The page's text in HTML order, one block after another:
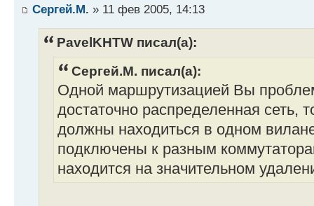
Сергей.М. » 11 фев 2005, 14:13
PavelKHTW писал(а):
Сергей.М. писал(а):
Одной маршрутизацией Вы
достаточно распределенная сеть,
должны находиться в одном
подключены к разным
находится на значительном